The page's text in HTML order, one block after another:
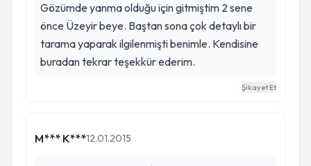
Gözümde yanma olduğu için gitmiştim 2 sene
önce Üzeyir beye. Baştan sona çok detaylı bir
tarama yaparak ilgilenmişti benimle. Kendisine
buradan tekrar teşekkür ederim.
Şikayet Et
M*** K***12.01.2015